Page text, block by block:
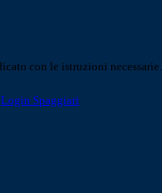
con le istruzioni necessarie.
Login Spaggiari